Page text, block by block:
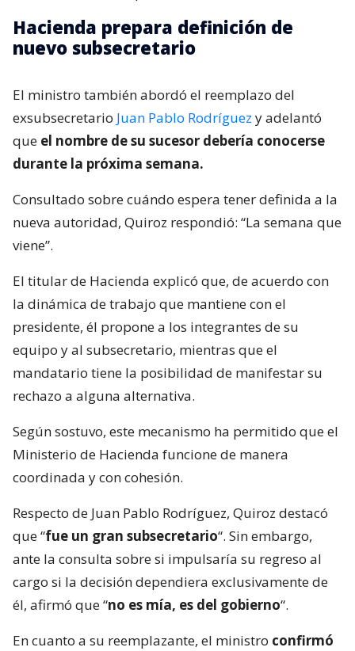
Hacienda prepara definición de
nuevo subsecretario
El ministro también abordó el reemplazo del
exsubsecretario Juan Pablo Rodríguez y adelantó
que el nombre de su sucesor debería conocerse
durante la próxima semana.
Consultado sobre cuándo espera tener definida a la
nueva autoridad, Quiroz respondió: “La semana que
viene”.
El titular de Hacienda explicó que, de acuerdo con
la dinámica de trabajo que mantiene con el
presidente, él propone a los integrantes de su
equipo y al subsecretario, mientras que el
mandatario tiene la posibilidad de manifestar su
rechazo a alguna alternativa.
Según sostuvo, este mecanismo ha permitido que el
Ministerio de Hacienda funcione de manera
coordinada y con cohesión.
Respecto de Juan Pablo Rodríguez, Quiroz destacó
que “fue un gran subsecretario“. Sin embargo,
ante la consulta sobre si impulsaría su regreso al
cargo si la decisión dependiera exclusivamente de
él, afirmó que “no es mía, es del gobierno“.
En cuanto a su reemplazante, el ministro confirmó